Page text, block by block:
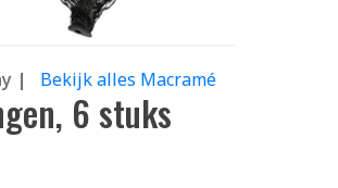
| Bekijk alles Macramé
6 stuks